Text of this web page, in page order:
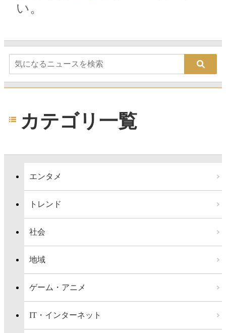
い。
カテゴリ一覧
エンタメ
トレンド
社会
地域
ゲーム・アニメ
IT・インターネット